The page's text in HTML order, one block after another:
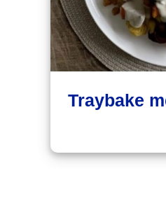
Traybake